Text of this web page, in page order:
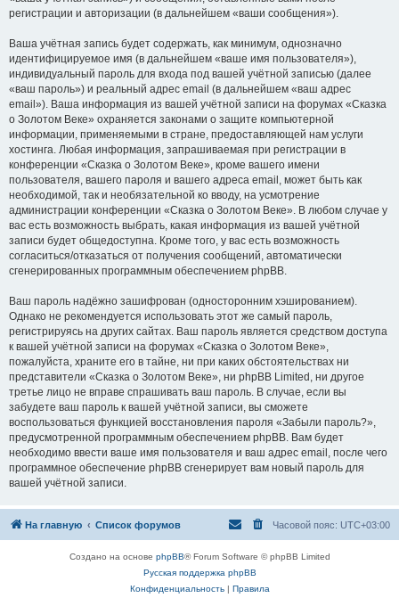
регистрации и авторизации (в дальнейшем «ваши сообщения»).
Ваша учётная запись будет содержать, как минимум, однозначно
идентифицируемое имя (в дальнейшем «ваше имя пользователя»),
индивидуальный пароль для входа под вашей учётной записью (далее
«ваш пароль») и реальный адрес email (в дальнейшем «ваш адрес
email»). Ваша информация из вашей учётной записи на форумах «Сказка
о Золотом Веке» охраняется законами о защите компьютерной
информации, применяемыми в стране, предоставляющей нам услуги
хостинга. Любая информация, запрашиваемая при регистрации в
конференции «Сказка о Золотом Веке», кроме вашего имени
пользователя, вашего пароля и вашего адреса email, может быть как
необходимой, так и необязательной ко вводу, на усмотрение
администрации конференции «Сказка о Золотом Веке». В любом случае у
вас есть возможность выбрать, какая информация из вашей учётной
записи будет общедоступна. Кроме того, у вас есть возможность
согласиться/отказаться от получения сообщений, автоматически
сгенерированных программным обеспечением phpBB.
Ваш пароль надёжно зашифрован (односторонним хэшированием).
Однако не рекомендуется использовать этот же самый пароль,
регистрируясь на других сайтах. Ваш пароль является средством доступа
к вашей учётной записи на форумах «Сказка о Золотом Веке»,
пожалуйста, храните его в тайне, ни при каких обстоятельствах ни
представители «Сказка о Золотом Веке», ни phpBB Limited, ни другое
третье лицо не вправе спрашивать ваш пароль. В случае, если вы
забудете ваш пароль к вашей учётной записи, вы сможете
воспользоваться функцией восстановления пароля «Забыли пароль?»,
предусмотренной программным обеспечением phpBB. Вам будет
необходимо ввести ваше имя пользователя и ваш адрес email, после чего
программное обеспечение phpBB сгенерирует вам новый пароль для
вашей учётной записи.
На главную Список форумов Часовой пояс: UTC+03:00
Создано на основе phpBB® Forum Software © phpBB Limited
Русская поддержка phpBB
Конфиденциальность| Правила